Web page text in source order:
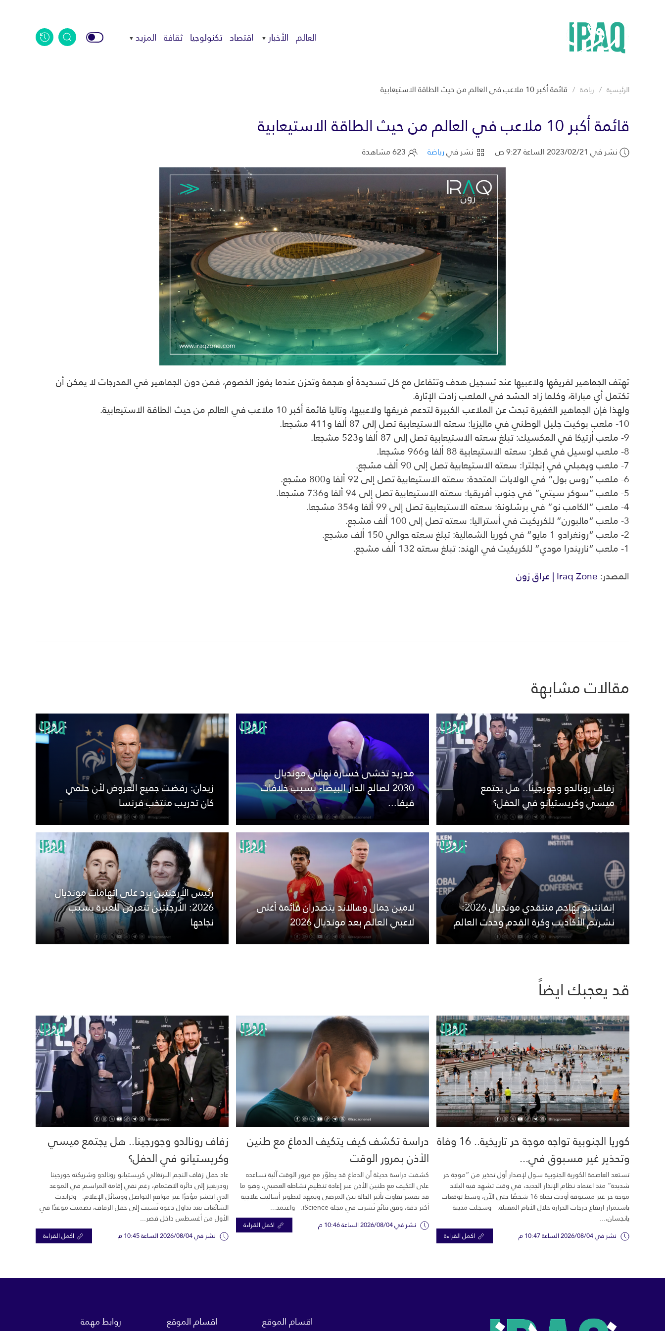
العالم الأخبار اقتصاد تكنولوجيا ثقافة المزيد
الرئيسية رياضة قائمة أكبر 10 ملاعب في العالم من حيث الطاقة الاستيعابية
قائمة أكبر 10 ملاعب في العالم من حيث الطاقة الاستيعابية
نشر في 2023/02/21 الساعة 9:27 ص نشر فيرياضة
تهتف الجماهير لفريقها ولاعبيها عند تسجيل هدف وتتفاعل مع كل تسديدة أو هجمة وتحزن عندما يفوز الخصوم، فمن دون الجماهير في المدرجات لا يمكن أن
تكتمل أي مباراة، وكلما زاد الحشد في الملعب زادت الإثارة.
ولهذا فإن الجماهير الغفيرة تبحث عن الملاعب الكبيرة لتدعم فريقها ولاعبيها، وتاليا قائمة أكبر 10 ملاعب في العالم من حيث الطاقة الاستيعابية.
10- ملعب بوكيت جليل الوطني في ماليزيا: سعته الاستيعابية تصل إلى 87 ألفا و411 مشجعا.
9- ملعب أزتيكا في المكسيك: تبلغ سعته الاستيعابية تصل إلى 87 ألفا و523 مشجعا.
8- ملعب لوسيل في قطر: سعته الاستيعابية 88 ألفا و966 مشجعا.
7- ملعب ويمبلي في إنجلترا: سعته الاستيعابية تصل إلى 90 ألف مشجع.
6- ملعب “روس بول” في الولايات المتحدة: سعته الاستيعابية تصل إلى 92 ألفا و800 مشجع.
5- ملعب “سوكر سيتي” في جنوب أفريقيا: سعته الاستيعابية تصل إلى 94 ألفا و736 مشجعا.
4- ملعب “الكامب نو” في برشلونة: سعته الاستيعابية تصل إلى 99 ألفا و354 مشجعا.
3- ملعب “مالبورن” للكريكيت في أستراليا: سعته تصل إلى 100 ألف مشجع.
2- ملعب “رونغرادو 1 مايو” في كوريا الشمالية: تبلغ سعته حوالي 150 ألف مشجع.
1- ملعب “ناريندرا مودي” للكريكيت في الهند:
تبلغ سعته 132 ألف مشجع.
المصدر:Iraq Zone | عراق زون
مقالات مشابهة
زفاف رونالدو وجورجينا.. هل يجتمع
ميسي وكريستيانو في الحفل؟
مدريد تخشى خسارة نهائي مونديال
2030 لصالح الدار البيضاء بسبب خلافات
فيفا...
زيدان: رفضت جميع العروض لأن حلمي
كان تدريب منتخب فرنسا
إنفانتينو يهاجم منتقدي مونديال 2026:
نشرتم الأكاذيب وكرة القدم وحدت العالم
لامين جمال وهالاند يتصدران قائمة أغلى
لاعبي العالم بعد مونديال 2026
رئيس الأرجنتين يرد على اتهامات مونديال
2026: الأرجنتين تتعرض للغيرة بسبب
نجاحها
قد يعجبك ايضاً
كوريا الجنوبية تواجه موجة حر تاريخية.. 16 وفاة
وتحذير غير مسبوق في...
تستعد العاصمة الكورية الجنوبية سول لإصدار أول تحذير من “موجة حر
شديدة” منذ اعتماد نظام الإنذار الجديد، في وقت تشهد فيه البلاد
موجة حر غير مسبوقة أودت بحياة 16 شخصًا حتى الآن، وسط توقعات
باستمرار ارتفاع درجات الحرارة خلال الأيام المقبلة. وسجلت مدينة
يانجسان،...
نشر في 2026/08/04 الساعة 10:47 م اكمل القراءة
دراسة تكشف كيف يتكيف الدماغ مع طنين
الأذن بمرور الوقت
كشفت دراسة حديثة أن الدماغ قد يطوّر مع مرور الوقت آلية تساعده
على التكيف مع طنين الأذن عبر إعادة تنظيم نشاطه العصبي، وهو ما
قد يفسر تفاوت تأثير الحالة بين المرضى ويمهد لتطوير أساليب علاجية
أكثر دقة، وفق نتائج نُشرت في مجلة iScience. واعتمد...
نشر في 2026/08/04 الساعة 10:46 م اكمل القراءة
زفاف رونالدو وجورجينا.. هل يجتمع ميسي
وكريستيانو في الحفل؟
عاد حفل زفاف النجم البرتغالي كريستيانو رونالدو وشريكته جورجينا
رودريغيز إلى دائرة الاهتمام، رغم نفي إقامة المراسم في الموعد
الذي انتشر مؤخرًا عبر مواقع التواصل ووسائل الإعلام. وتزايدت
الشائعات بعد تداول دعوة نُسبت إلى حفل الزفاف، تضمنت موعدًا في
الأول من أغسطس داخل قصر...
نشر في 2026/08/04 الساعة 10:45 م اكمل القراءة
اقسام الموقع اقسام الموقع روابط مهمة